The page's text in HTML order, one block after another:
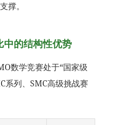
撑。
中的结构性优势
数学竞赛处于“国家级
系列、SMC高级挑战赛